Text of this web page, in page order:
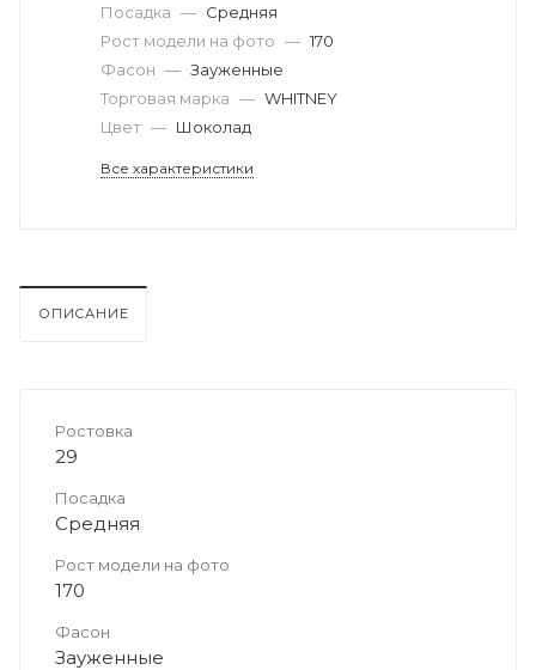
Посадка — Средняя
Рост модели на фото — 170
Фасон — Зауженные
Торговая марка — WHITNEY
Цвет — Шоколад
Все характеристики
ОПИСАНИЕ
Ростовка
29
Посадка
Средняя
Рост модели на фото
170
Фасон
Зауженные